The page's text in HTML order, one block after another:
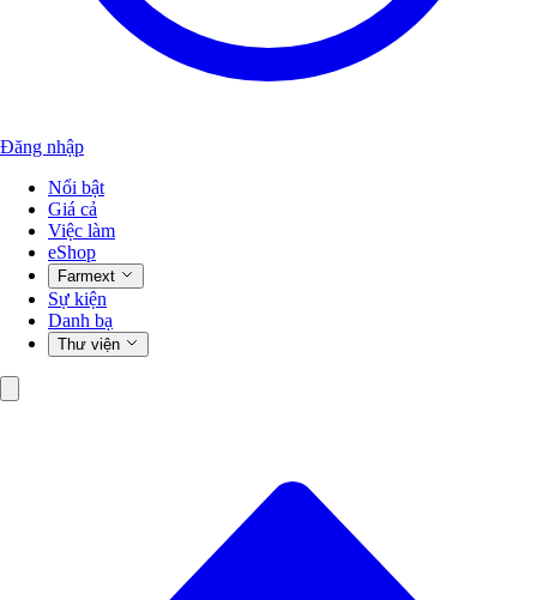
Đăng nhập
Nổi bật
Giá cả
Việc làm
eShop
Farmext
Sự kiện
Danh bạ
Thư viện